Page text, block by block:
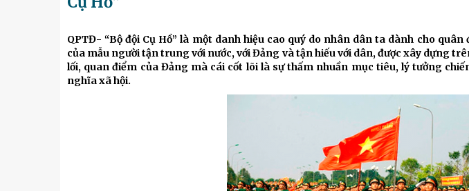
Giáo dục Quốc phòng và An ninh
QPTĐ- “Bộ đội Cụ Hồ” là một danh hiệu cao quý do nhân dân ta dành cho
của mẫu người tận trung với nước, với Đảng và tận hiếu với dân, được xây dựng
lối, quan điểm của Đảng mà cái cốt lõi là sự thấm nhuần mục tiêu, lý tưởng
nghĩa xã hội.